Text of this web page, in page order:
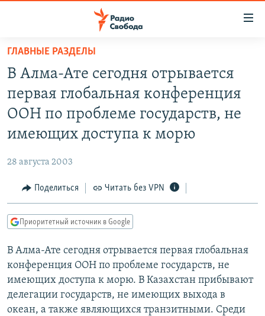
упрощенного
доступа
основному
содержанию
навигации
Вернутся
АВТОРСКИЕ ПРОЕКТЫ
КУЛЬТУРА
IDEL.РЕАЛИИ
КАВКАЗ.РЕАЛИИ
СИБИРЬ.РЕАЛИИ
РАСПИСАНИЕ ВЕЩАНИЯ
ПОДПИШИТЕСЬ НА РАССЫЛКУ
ГЛАВНЫЕ РАЗДЕЛЫ
В Алма-Ате сегодня отрывается
первая глобальная конференция
ООН по проблеме государств, не
имеющих доступа к морю
28 августа 2003
Поделиться Читать без VPN
Приоритетный источник в Google
В Алма-Ате сегодня отрывается первая глобальная
конференция ООН по проблеме государств, не
имеющих доступа к морю. В Казахстан прибывают
делегации государств, не имеющих выхода в
океан, а также являющихся транзитными. Среди